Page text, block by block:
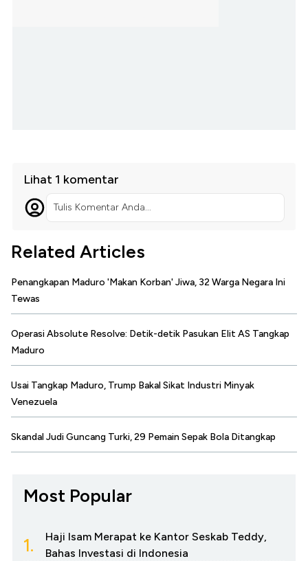
Lihat 1 komentar
Tulis Komentar Anda...
Related Articles
Penangkapan Maduro 'Makan Korban' Jiwa, 32 Warga Negara Ini
Tewas
Operasi Absolute Resolve: Detik-detik Pasukan Elit AS Tangkap
Maduro
Usai Tangkap Maduro, Trump Bakal Sikat Industri Minyak
Venezuela
Skandal Judi Guncang Turki, 29 Pemain Sepak Bola Ditangkap
Most Popular
1.
Haji Isam Merapat ke Kantor Seskab Teddy,
Bahas Investasi di Indonesia